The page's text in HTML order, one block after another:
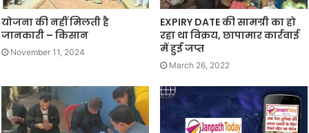
योजना की नहीं मिलती है
जानकारी – किसान
November 11, 2024
EXPIRY DATE की सामग्री का हो
रहा था विक्रय, छापामार कार्रवाई
में हुई जप्त
March 26, 2022